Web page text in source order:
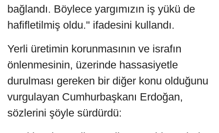
bağlandı. Böylece yargımızın iş yükü de
hafifletilmiş oldu." ifadesini kullandı.
Yerli üretimin korunmasının ve israfın
önlenmesinin, üzerinde hassasiyetle
durulması gereken bir diğer konu olduğunu
vurgulayan Cumhurbaşkanı Erdoğan,
sözlerini şöyle sürdürdü: